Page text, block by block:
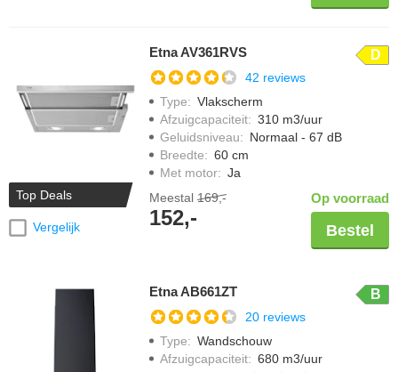
Top Deals
Vergelijk
Etna AV361RVS D
42 reviews
Type: Vlakscherm
Afzuigcapaciteit: 310 m3/uur
Geluidsniveau: Normaal - 67 dB
Breedte: 60 cm
Met motor: Ja
Meestal 169,-
152,-
Op voorraad
Bestel
Etna AB661ZT B
20 reviews
Type: Wandschouw
Afzuigcapaciteit: 680 m3/uur